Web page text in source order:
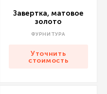
Завертка, матовое
золото
ФУРНИТУРА
Уточнить
стоимость